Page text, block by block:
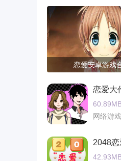
恋爱安卓游戏
恋爱大
网络游戏
2048恋